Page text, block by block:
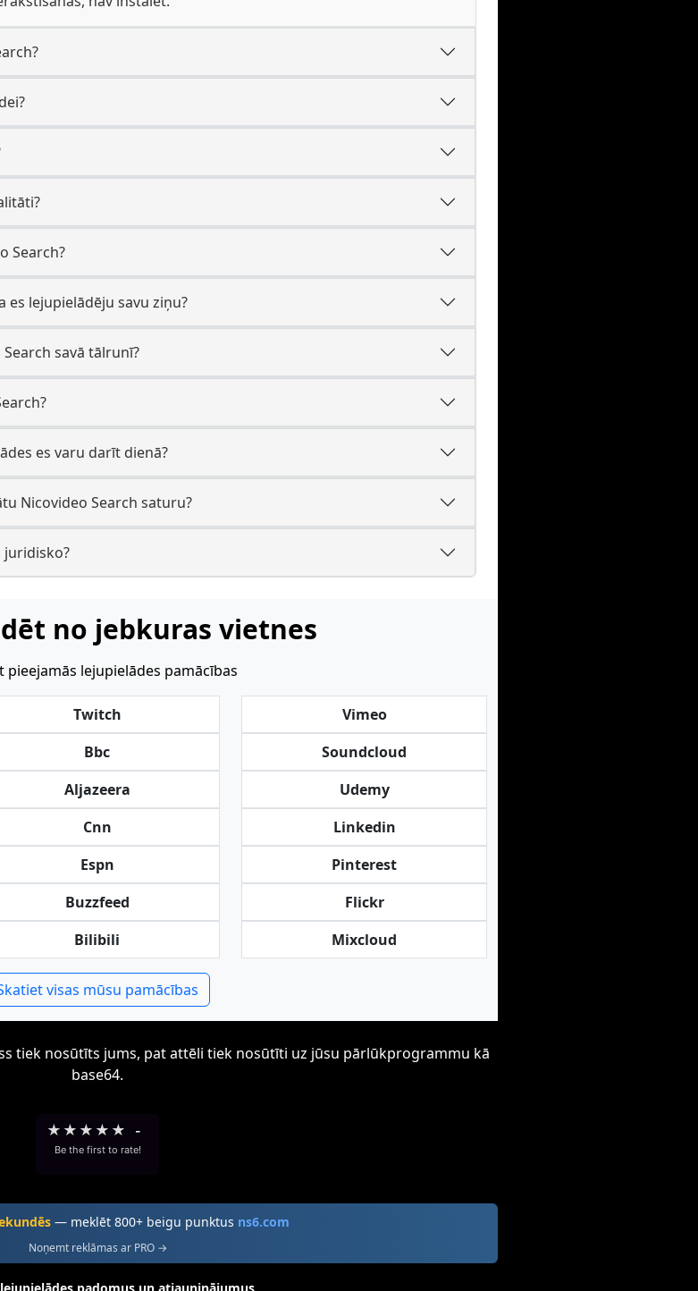
Search?
es lejupielādēju savu ziņu?
savā tālrunī?
es varu darīt dienā?
Nicovideo Search saturu?
juridisko?
no jebkuras vietnes
pieejamās lejupielādes pamācības
Twitch
Bbc
Aljazeera
Cnn
Espn
Buzzfeed
Bilibili
Vimeo
Soundcloud
Udemy
Linkedin
Pinterest
Flickr
Mixcloud
visas mūsu pamācības
tiek nosūtīts jums, pat attēli tiek nosūtīti uz jūsu pārlūkprogrammu kā
base64.
★ ★ ★ ★ ★ -
Be the first to rate!
— meklēt 800+ beigu punktus ns6.com
Noņemt reklāmas ar PRO →